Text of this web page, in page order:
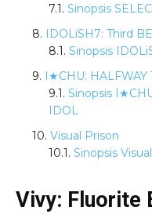
Sinopsis
IDOLiSH7: Third
Sinopsis
I★CHU: HALFWAY
Sinopsis
IDOL
Visual Prison
Sinopsis
Vivy: Fluorite